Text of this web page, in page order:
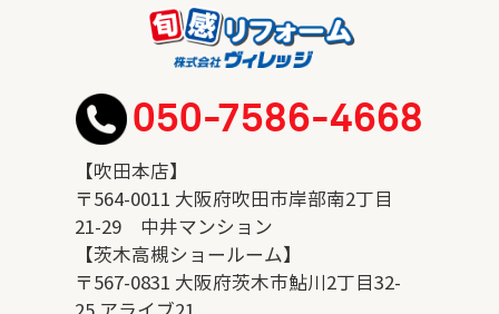
050-7586-4668
【吹田本店】
〒564-0011 大阪府吹田市岸部南2丁目
21-29 中井マンション
【茨木高槻ショールーム】
〒567-0831 大阪府茨木市鮎川2丁目32-